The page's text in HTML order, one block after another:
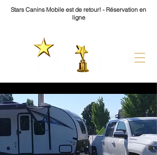
Stars Canins Mobile est de retour! - Réservation en
ligne